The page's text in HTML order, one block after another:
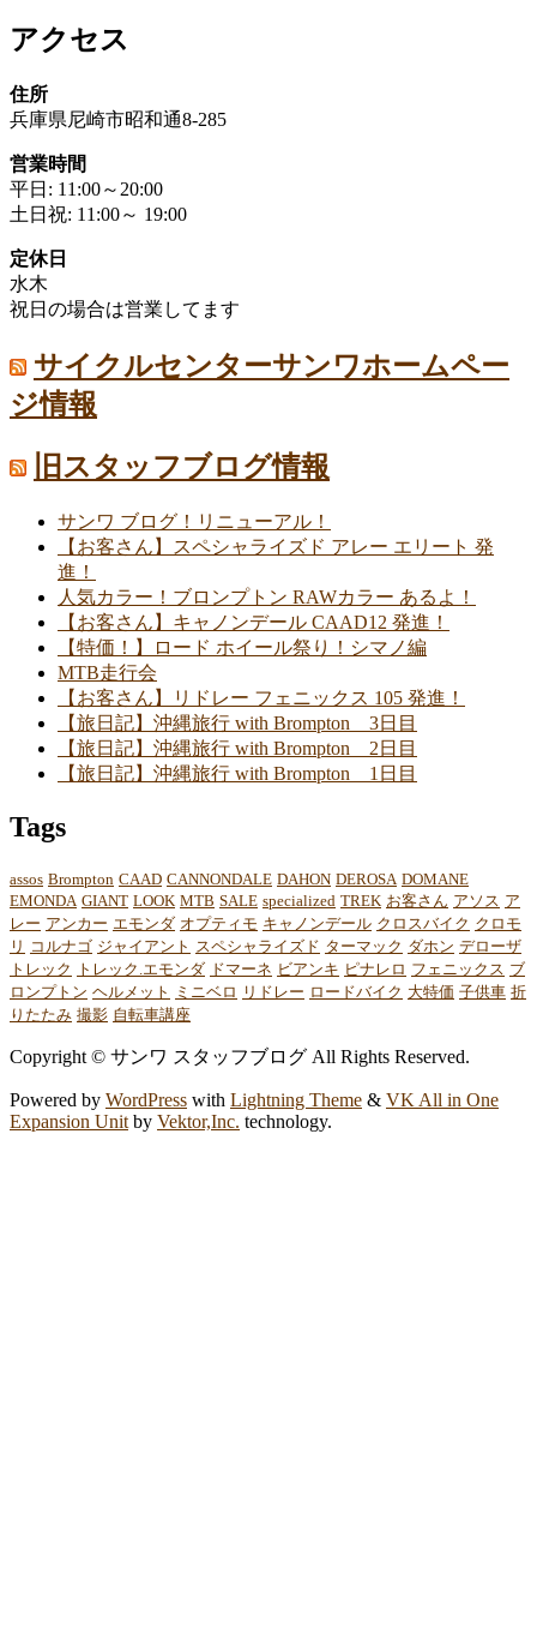
アクセス
住所
兵庫県尼崎市昭和通8-285
営業時間
平日: 11:00～20:00
土日祝: 11:00～ 19:00
定休日
水木
祝日の場合は営業してます
サイクルセンターサンワホームペー
ジ情報
旧スタッフブログ情報
サンワ ブログ！リニューアル！
【お客さん】スペシャライズド アレー エリート 発
進！
人気カラー！ブロンプトン RAWカラー あるよ！
【お客さん】キャノンデール CAAD12 発進！
【特価！】ロード ホイール祭り！シマノ編
MTB走行会
【お客さん】リドレー フェニックス 105 発進！
【旅日記】沖縄旅行 with Brompton 3日目
【旅日記】沖縄旅行 with Brompton 2日目
【旅日記】沖縄旅行 with Brompton 1日目
Tags
assos Brompton CAAD CANNONDALE DAHON DEROSA DOMANE
EMONDA GIANT LOOK MTB SALE specialized TREK お客さん アソス ア
レー アンカー エモンダ オプティモ キャノンデール クロスバイク クロモ
リ コルナゴ ジャイアント スペシャライズド ターマック ダホン デローザ
トレック
トレック.エモンダ ドマーネ ビアンキ ピナレロ フェニックス ブ
ロンプトン ヘルメット ミニベロ リドレー ロードバイク 大特価 子供車 折
りたたみ 撮影 自転車講座
Copyright © サンワ スタッフブログ All Rights Reserved.
Powered by WordPress with Lightning Theme & VK All in One
Expansion Unit by Vektor,Inc. technology.